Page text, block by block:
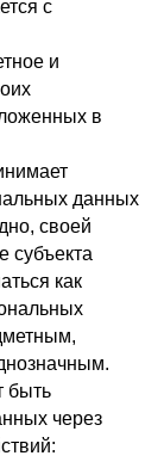
с
и
в
данных
своей
субъекта
как
быть
через